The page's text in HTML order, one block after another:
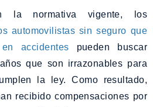
la normativa vigente, los
automovilistas sin seguro que
accidentes pueden buscar
que son irrazonables para
la ley. Como resultado,
recibido compensaciones por